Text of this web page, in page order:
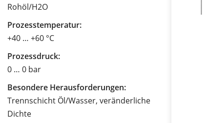
Rohöl/H2O
Prozesstemperatur:
+40 … +60 °C
Prozessdruck:
0 … 0 bar
Besondere Herausforderungen:
Trennschicht Öl/Wasser, veränderliche
Dichte